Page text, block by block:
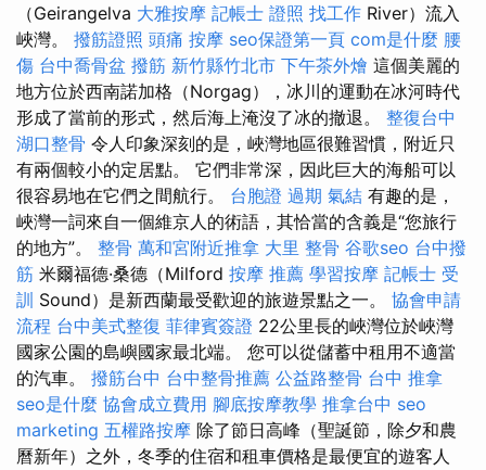
（Geirangelva 大雅按摩 記帳士 證照 找工作 River）流入
峽灣。 撥筋證照 頭痛 按摩 seo保證第一頁 com是什麼 腰
傷 台中喬骨盆 撥筋 新竹縣竹北市 下午茶外燴 這個美麗的
地方位於西南諾加格（Norgag），冰川的運動在冰河時代
形成了當前的形式，然后海上淹沒了冰的撤退。 整復台中
湖口整骨 令人印象深刻的是，峽灣地區很難習慣，附近只
有兩個較小的定居點。 它們非常深，因此巨大的海船可以
很容易地在它們之間航行。 台胞證 過期 氣結 有趣的是，
峽灣一詞來自一個維京人的術語，其恰當的含義是“您旅行
的地方”。 整骨 萬和宮附近推拿 大里 整骨 谷歌seo 台中撥
筋 米爾福德·桑德（Milford 按摩 推薦 學習按摩 記帳士 受
訓 Sound）是新西蘭最受歡迎的旅遊景點之一。 協會申請
流程 台中美式整復 菲律賓簽證 22公里長的峽灣位於峽灣
國家公園的島嶼國家最北端。 您可以從儲蓄中租用不適當
的汽車。 撥筋台中 台中整骨推薦 公益路整骨 台中 推拿
seo是什麼 協會成立費用 腳底按摩教學 推拿台中 seo
marketing 五權路按摩 除了節日高峰（聖誕節，除夕和農
曆新年）之外，冬季的住宿和租車價格是最便宜的遊客人